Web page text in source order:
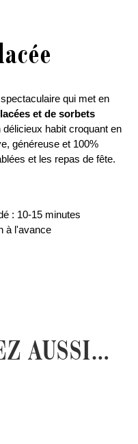
qui met en
et de sorbets
habit croquant en
généreuse et 100%
et les repas de fête.
: 10-15 minutes
à l'avance
AUSSI…